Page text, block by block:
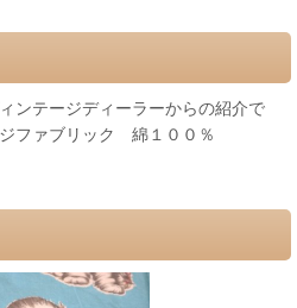
ンテージディーラーからの紹介で
ファブリック 綿１００％